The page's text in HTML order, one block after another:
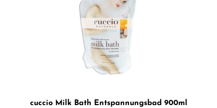
cuccio Milk Bath Entspannungsbad 900ml